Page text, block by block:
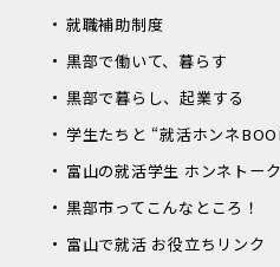
就職補助制度
黒部で働いて、暮らす
黒部で暮らし、起業する
学生たちと “就活ホンネ
富山の就活学生 ホンネトーク
黒部市ってこんなところ！
富山で就活 お役立ちリンク